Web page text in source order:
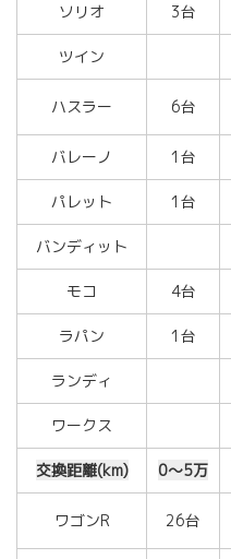
ソリオ 3台
ツイン
ハスラー 6台
バレーノ 1台
パレット 1台
バンディット
モコ 4台
ラパン 1台
ランディ
ワークス
交換距離(km) 0～5万
ワゴンR 26台